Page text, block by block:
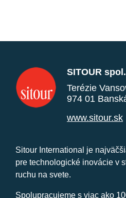
SITOUR
Terézie
974 01
www.sitour.sk
Sitour International je
pre technologické inovácie v
ruchu na svete.
Spolupracujeme s viac ako